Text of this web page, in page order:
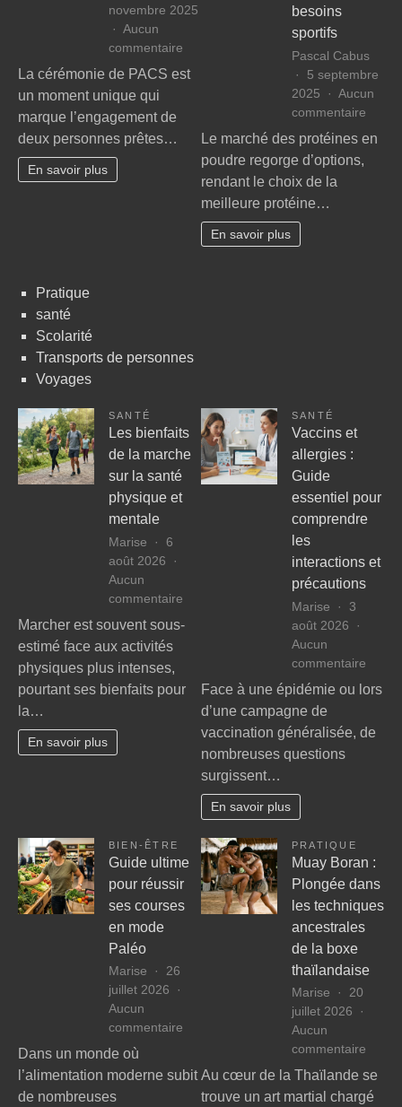
novembre 2025
Aucun
commentaire
Cadeau
cérémonie
PACS
La cérémonie de PACS est
un moment unique qui
marque l’engagement de
deux personnes prêtes…
En savoir plus
besoins
sportifs
Pascal Cabus
5 septembre
2025
Aucun
commentaire
Le marché des protéines en
poudre regorge d’options,
rendant le choix de la
meilleure protéine…
En savoir plus
Pratique
santé
Scolarité
Transports de personnes
Voyages
SANTÉ
Les bienfaits
de la marche
sur la santé
physique et
mentale
Marise
6
août 2026
Aucun
commentaire
marche
santé
physique
mentale
Marcher est souvent sous-
estimé face aux activités
physiques plus intenses,
pourtant ses bienfaits pour
la…
En savoir plus
SANTÉ
Vaccins et
allergies :
Guide
essentiel pour
comprendre
les
interactions et
précautions
Marise
3
août 2026
Aucun
commentaire
:
et
Face à une épidémie ou lors
d’une campagne de
vaccination généralisée, de
nombreuses questions
surgissent…
En savoir plus
BIEN-ÊTRE
Guide ultime
pour réussir
ses courses
en mode
Paléo
Marise
26
juillet 2026
Aucun
commentaire
pour
réussir
Dans un monde où
l’alimentation moderne subit
de nombreuses
PRATIQUE
Muay Boran :
Plongée dans
les techniques
ancestrales
de la boxe
thaïlandaise
Marise
20
juillet 2026
Aucun
commentaire
Au cœur de la Thaïlande se
trouve un art martial chargé